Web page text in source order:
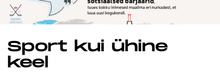
Sport kui ühine
keel